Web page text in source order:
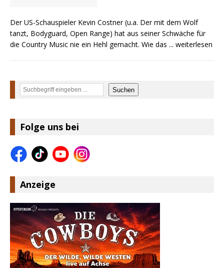
Der US-Schauspieler Kevin Costner (u.a. Der mit dem Wolf
tanzt, Bodyguard, Open Range) hat aus seiner Schwäche für
die Country Music nie ein Hehl gemacht. Wie das ... weiterlesen
Suchen Suchen
Folge uns bei
Anzeige